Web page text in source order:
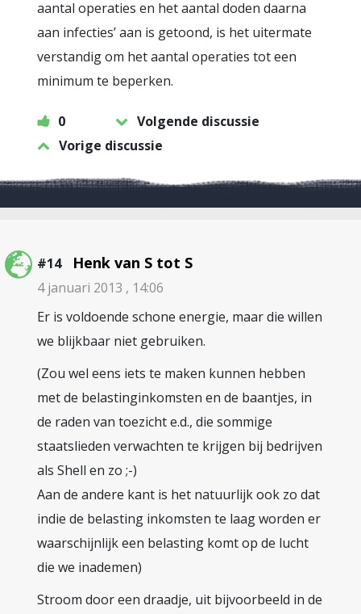
aantal operaties en het aantal doden daarna
aan infecties’ aan is getoond, is het uitermate
verstandig om het aantal operaties tot een
minimum te beperken.
0
Volgende discussie
Vorige discussie
#14 Henk van S tot S
4 januari 2013 , 14:06
Er is voldoende schone energie, maar die willen
we blijkbaar niet gebruiken.
(Zou wel eens iets te maken kunnen hebben
met de belastinginkomsten en de baantjes, in
de raden van toezicht e.d., die sommige
staatslieden verwachten te krijgen bij bedrijven
als Shell en zo ;-)
Aan de andere kant is het natuurlijk ook zo dat
indie de belasting inkomsten te laag worden er
waarschijnlijk een belasting komt op de lucht
die we inademen)
Stroom door een draadje, uit bijvoorbeeld in de